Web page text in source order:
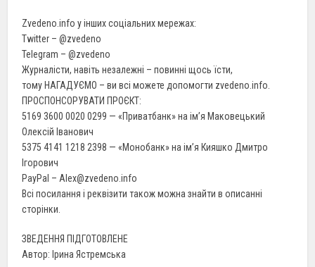
Zvedeno.info у інших соціальних мережах:
Twitter – @zvedeno
Telegram – @zvedeno
Журналісти, навіть незалежні – повинні щось їсти,
тому НАГАДУЄМО – ви всі можете допомогти zvedeno.info.
ПРОСПОНСОРУВАТИ ПРОЄКТ:
5169 3600 0020 0299 — «Приватбанк» на ім’я Маковецький
Олексій Іванович
5375 4141 1218 2398 — «Монобанк» на ім’я Кияшко Дмитро
Ігорович
PayPal – Alex@zvedeno.info
Всі посилання і реквізити також можна знайти в описанні
сторінки.
ЗВЕДЕННЯ ПІДГОТОВЛЕНЕ
Автор: Ірина Ястремська